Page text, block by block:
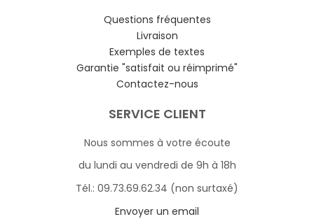
Questions fréquentes
Livraison
Exemples de textes
Garantie "satisfait ou réimprimé"
Contactez-nous
SERVICE CLIENT
Nous sommes à votre écoute
du lundi au vendredi de 9h à 18h
Tél.: 09.73.69.62.34 (non surtaxé)
Envoyer un email